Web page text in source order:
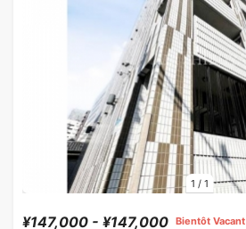
1 / 1
¥147,000 - ¥147,000 Bientôt Vacant